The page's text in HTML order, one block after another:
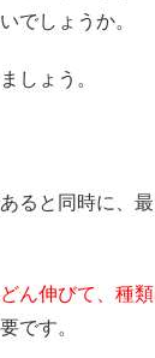
でしょうか。
しょう。
ると同時に、
ん伸びて、種
です。